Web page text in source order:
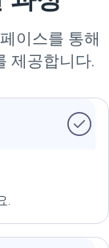
이스를 통해
제공합니다.
.